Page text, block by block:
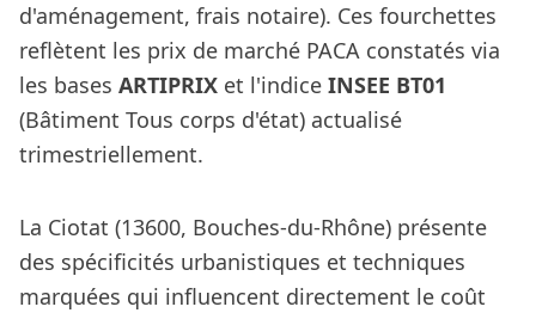
d'aménagement, frais notaire). Ces fourchettes
reflètent les prix de marché PACA constatés via
les bases ARTIPRIX et l'indice INSEE BT01
(Bâtiment Tous corps d'état) actualisé
trimestriellement.
La Ciotat (13600, Bouches-du-Rhône) présente
des spécificités urbanistiques et techniques
marquées qui influencent directement le coût